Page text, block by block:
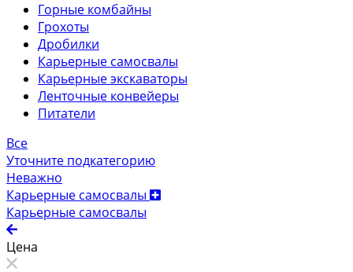
Горные комбайны
Грохоты
Дробилки
Карьерные самосвалы
Карьерные экскаваторы
Ленточные конвейеры
Питатели
Все
Уточните подкатегорию
Неважно
Карьерные самосвалы
Карьерные самосвалы
Цена